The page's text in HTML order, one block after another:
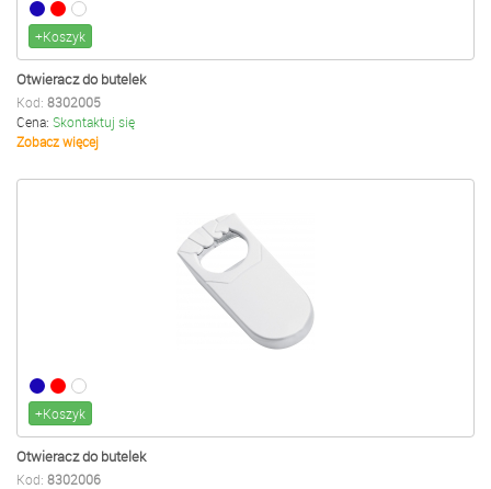
+Koszyk
Otwieracz do butelek
Kod: 8302005
Cena: Skontaktuj się
Zobacz więcej
+Koszyk
Otwieracz do butelek
Kod: 8302006